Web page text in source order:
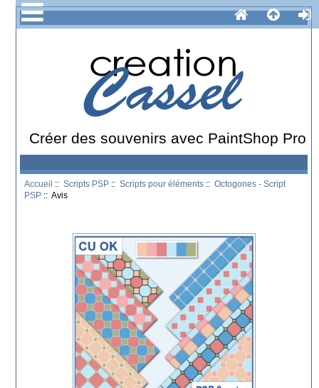
Créer des souvenirs avec PaintShop Pro
Accueil ::Scripts PSP ::Scripts pour éléments ::Octogones - Script
PSP :: Avis